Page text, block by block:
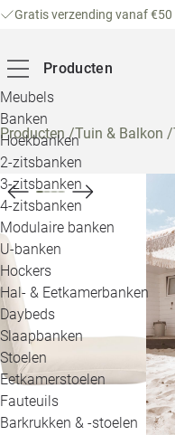
Gratis verzending vanaf €50
Producten
Meubels
Banken
Hoekbanken
2-zitsbanken
3-zitsbanken
4-zitsbanken
Modulaire banken
U-banken
Hockers
Hal- & Eetkamerbanken
Daybeds
Slaapbanken
Stoelen
Eetkamerstoelen
Fauteuils
Barkrukken & -stoelen
Producten/Tuin & Balkon /